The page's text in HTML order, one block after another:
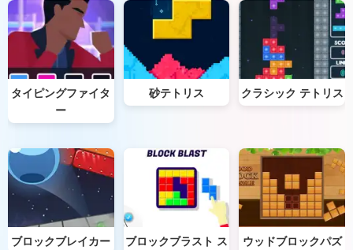
タイピングファイタ
ー
砂テトリス クラシック テトリス
ブロックブレイカー
ブロックブラスト ス
ウッドブロックパズ